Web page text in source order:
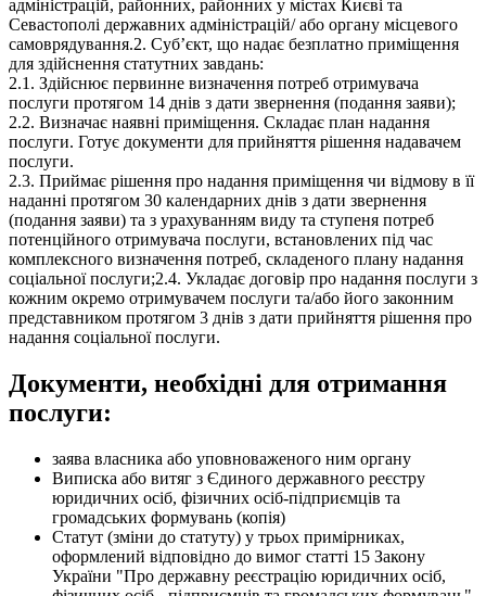
адміністрацій, районних, районних у містах Києві та
Севастополі державних адміністрацій/ або органу місцевого
самоврядування.2. Суб’єкт, що надає безплатно приміщення
для здійснення статутних завдань:
2.1. Здійснює первинне визначення потреб отримувача
послуги протягом 14 днів з дати звернення (подання заяви);
2.2. Визначає наявні приміщення. Складає план надання
послуги. Готує документи для прийняття рішення надавачем
послуги.
2.3. Приймає рішення про надання приміщення чи відмову в її
наданні протягом 30 календарних днів з дати звернення
(подання заяви) та з урахуванням виду та ступеня потреб
потенційного отримувача послуги, встановлених під час
комплексного визначення потреб, складеного плану надання
соціальної послуги;2.4. Укладає договір про надання послуги з
кожним окремо отримувачем послуги та/або його законним
представником протягом 3 днів з дати прийняття рішення про
надання соціальної послуги.
Документи, необхідні для отримання
послуги:
заява власника або уповноваженого ним органу
Виписка або витяг з Єдиного державного реєстру
юридичних осіб, фізичних осіб-підприємців та
громадських формувань (копія)
Статут (зміни до статуту) у трьох примірниках,
оформлений відповідно до вимог статті 15 Закону
України "Про державну реєстрацію юридичних осіб,